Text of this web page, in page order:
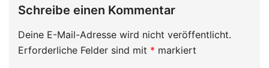
Schreibe einen Kommentar
Deine E-Mail-Adresse wird nicht veröffentlicht.
Erforderliche Felder sind mit * markiert